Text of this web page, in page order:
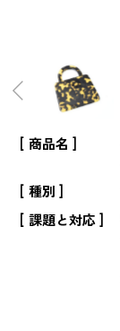
商品名
種別
課題と対応